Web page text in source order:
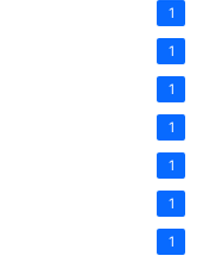
1
1
1
1
1
1
1